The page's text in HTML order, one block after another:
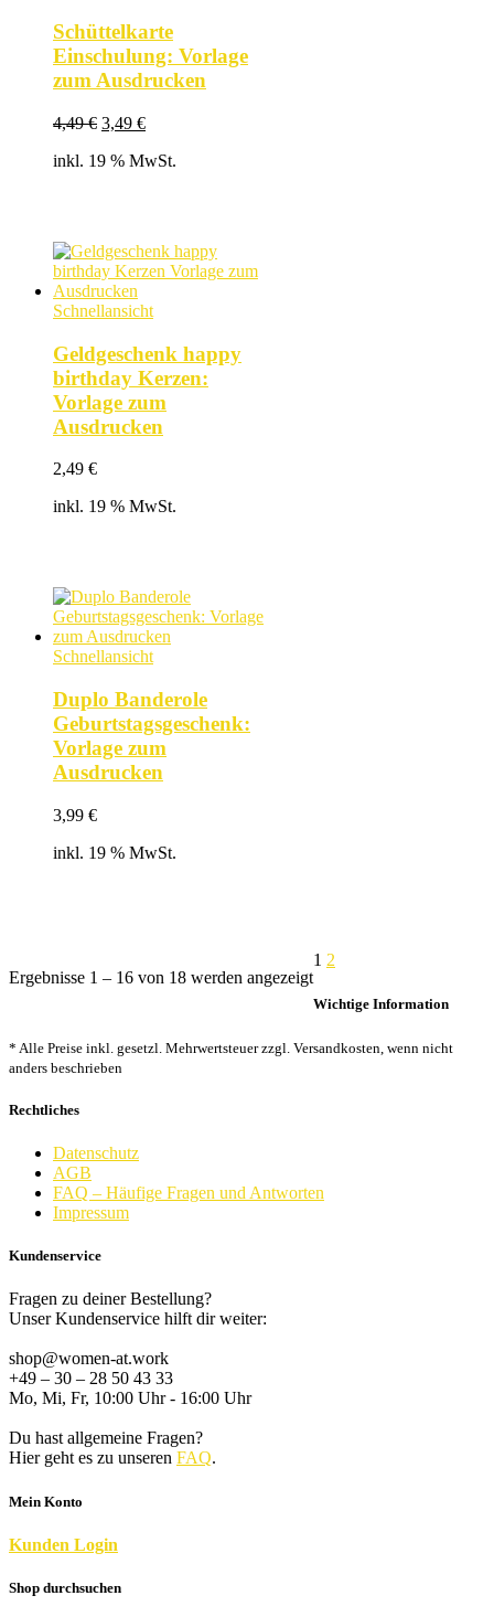
Schüttelkarte
Einschulung: Vorlage
zum Ausdrucken
4,49€ Ursprünglicher
war:
3,49 €Aktueller
ist:
inkl. 19 % MwSt.
Schnellansicht
Geldgeschenk happy
birthday Kerzen:
Vorlage zum
Ausdrucken
2,49 €
inkl. 19 % MwSt.
Schnellansicht
Duplo Banderole
Geburtstagsgeschenk:
Vorlage zum
Ausdrucken
3,99 €
inkl. 19 % MwSt.
Ergebnisse 1 – 16 von 18 werden angezeigtNach
Beliebtheit
sortiert
1 2
Wichtige Information
* Alle Preise inkl. gesetzl. Mehrwertsteuer zzgl. Versandkosten, wenn nicht
anders beschrieben
Rechtliches
Datenschutz
AGB
FAQ – Häufige Fragen und Antworten
Impressum
Kundenservice
Fragen zu deiner Bestellung?
Unser Kundenservice hilft dir weiter:
shop@women-at.work
+49 – 30 – 28 50 43 33
Mo, Mi, Fr, 10:00 Uhr - 16:00 Uhr
Du hast allgemeine Fragen?
Hier geht es zu unseren FAQ.
Mein Konto
Kunden Login
Shop durchsuchen